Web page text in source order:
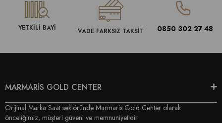
YETKİLİ BAYİ VADE FARKSIZ TAKSİT 0850 302 27 48
MARMARİS GOLD CENTER
Orijinal Marka Saat sektöründe Marmaris Gold Center olarak
önceliğimiz, müşteri güveni ve memnuniyetidir.